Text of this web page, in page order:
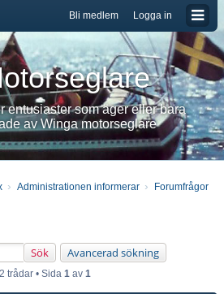
Logga in
Bli medlem
entusiaster som äger eller bara
av Winga motorseglare
Administrationen informerar Forumfrågor
Sök Avancerad sökning
trådar • Sida 1 av 1